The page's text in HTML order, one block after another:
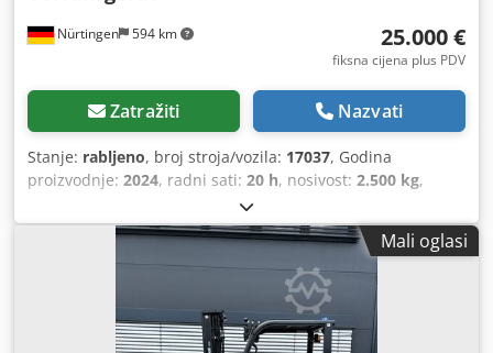
Nürtingen 594 km 25.000 €
fiksna cijena plus PDV
Zatražiti Nazvati
Stanje: rabljeno, broj stroja/vozila: 17037, Godina
proizvodnje: 2024, radni sati: 20 h, nosivost: 2.500 kg,
, slobodno dizanje:
težište tereta:500 mm, vrsta goriva:električni, vrsta
, građevinska visina:2.180 mm, napon
, duljina vilica: 1.200 mm, veličina prednje
, veličina stražnje gume:18X7-8
, ukupna
3.552 kg, 5141046 Crjdpsy Hau Iefx Ahzef Serijski
broj: FBA47-4880-01823 Podaci o bateriji: 48 V, 600 Ah,
Mali oglasi